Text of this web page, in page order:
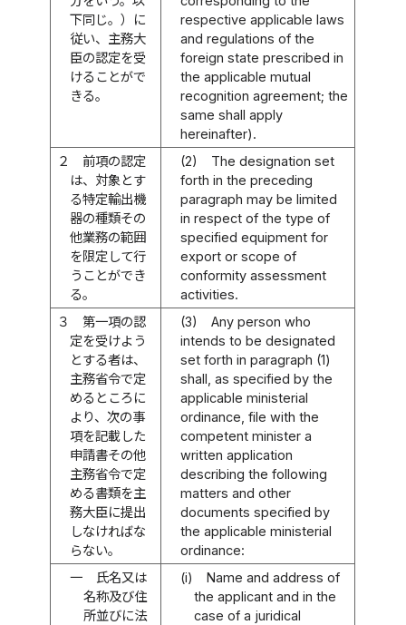
下同じ。）に
従い、主務大
臣の認定を受
けることがで
きる。
respective applicable laws
and regulations of the
foreign state prescribed in
the applicable mutual
recognition agreement; the
same shall apply
hereinafter).
２
前項の認定
は、対象とす
る特定輸出機
器の種類その
他業務の範囲
を限定して行
うことができ
る。
(2)
The designation set
forth in the preceding
paragraph may be limited
in respect of the type of
specified equipment for
export or scope of
conformity assessment
activities.
３
第一項の認
定を受けよう
とする者は、
主務省令で定
めるところに
より、次の事
項を記載した
申請書その他
主務省令で定
める書類を主
務大臣に提出
しなければな
らない。
(3)
Any person who
intends to be designated
set forth in paragraph (1)
shall, as specified by the
applicable ministerial
ordinance, file with the
competent minister a
written application
describing the following
matters and other
documents specified by
the applicable ministerial
ordinance:
一
氏名又は
名称及び住
所並びに法
(i)
Name and address of
the applicant and in the
case of a juridical